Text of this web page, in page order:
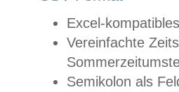
Excel-
Vereinfachte
Semikolon als